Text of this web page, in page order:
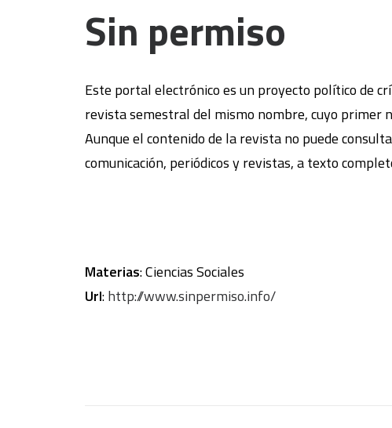
Sin permiso
Este portal electrónico es un proyecto político de
revista semestral del mismo nombre, cuyo primer
Aunque el contenido de la revista no puede
comunicación, periódicos y revistas, a texto
Materias: Ciencias Sociales
Url:http://www.sinpermiso.info/